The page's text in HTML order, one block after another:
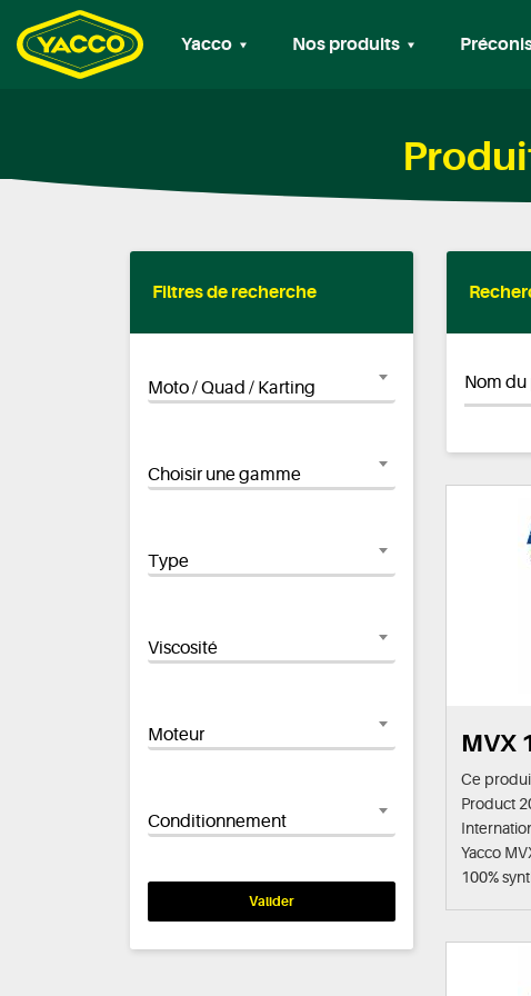
Yacco Nos produits
Filtres de recherche
Moto / Quad / Karting
Choisir une gamme
Type
Viscosité
Moteur
Conditionnement
Nom
MVX
Ce
Product
Yacco
100%